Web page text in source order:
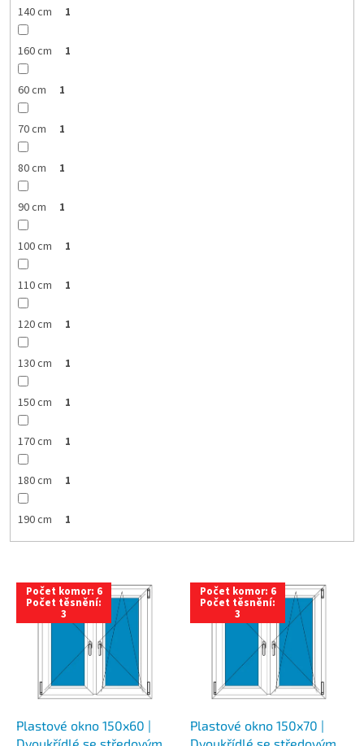
140 cm 1
160 cm 1
60 cm 1
70 cm 1
80 cm 1
90 cm 1
100 cm 1
110 cm 1
120 cm 1
130 cm 1
150 cm 1
170 cm 1
180 cm 1
190 cm 1
V
p
Počet komor: 6
Počet těsnění:
3
Plastové okno 150x60 |
Dvoukřídlé se středovým
Počet komor: 6
Počet těsnění:
3
Plastové okno 150x70 |
Dvoukřídlé se středovým